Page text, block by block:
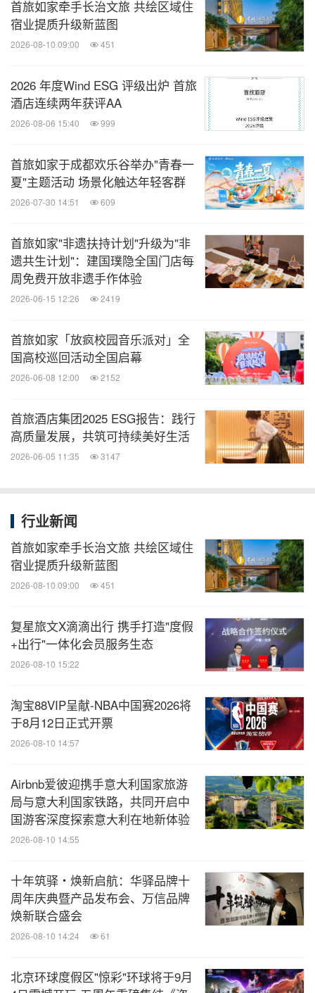
首旅如家牵手长治文旅 共绘区域住
宿业提质升级新蓝图
2026-08-10 09:00 451
2026 年度Wind ESG 评级出炉 首旅
酒店连续两年获评AA
2026-08-06 15:40 999
首旅如家于成都欢乐谷举办"青春一
夏"主题活动 场景化触达年轻客群
2026-07-30 14:51 609
首旅如家"非遗扶持计划"升级为"非
遗共生计划"：建国璞隐全国门店每
周免费开放非遗手作体验
2026-06-15 12:26 2419
首旅如家「放疯校园音乐派对」全
国高校巡回活动全国启幕
2026-06-08 12:00 2152
首旅酒店集团2025 ESG报告：践行
高质量发展，共筑可持续美好生活
2026-06-05 11:35 3147
行业新闻
首旅如家牵手长治文旅 共绘区域住
宿业提质升级新蓝图
2026-08-10 09:00 451
复星旅文X滴滴出行 携手打造"度假
+出行"一体化会员服务生态
2026-08-10 15:22
淘宝88VIP呈献-NBA中国赛2026将
于8月12日正式开票
2026-08-10 14:57
Airbnb爱彼迎携手意大利国家旅游
局与意大利国家铁路，共同开启中
国游客深度探索意大利在地新体验
2026-08-10 14:55
十年筑驿・焕新启航：华驿品牌十
周年庆典暨产品发布会、万信品牌
焕新联合盛会
2026-08-10 14:24 61
北京环球度假区"惊彩"环球将于9月